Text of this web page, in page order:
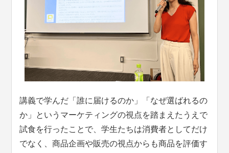
講義で学んだ「誰に届けるのか」「なぜ選ばれるの
か」というマーケティングの視点を踏まえたうえで
試食を行ったことで、学生たちは消費者としてだけ
でなく、商品企画や販売の視点からも商品を評価す